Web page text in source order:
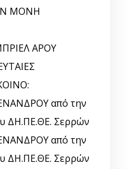
ΜΟΝΗ
ΑΡΟΥ
από την
ΔΗ.ΠΕ.ΘΕ. Σερρών
από την
ΔΗ.ΠΕ.ΘΕ. Σερρών